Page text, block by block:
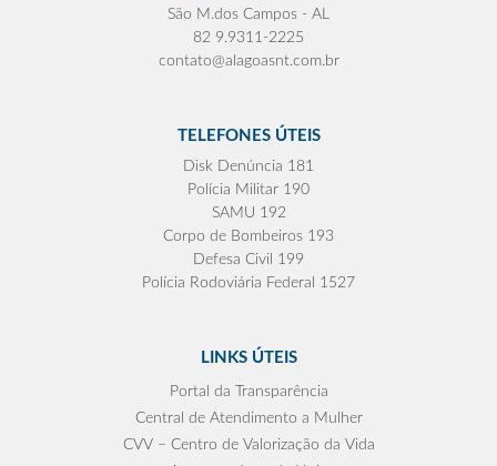
São M.dos Campos - AL
82 9.9311-2225
contato@alagoasnt.com.br
TELEFONES ÚTEIS
Disk Denúncia 181
Polícia Militar 190
SAMU 192
Corpo de Bombeiros 193
Defesa Civil 199
Polícia Rodoviária Federal 1527
LINKS ÚTEIS
Portal da Transparência
Central de Atendimento a Mulher
CVV – Centro de Valorização da Vida